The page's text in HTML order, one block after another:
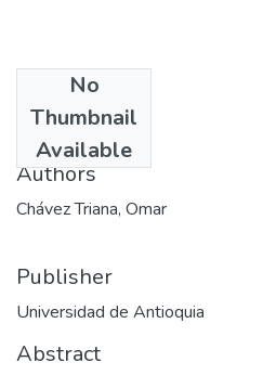
No
Thumbnail
Available
2011-10-20
Authors
Chávez Triana, Omar
Publisher
Universidad de Antioquia
Abstract